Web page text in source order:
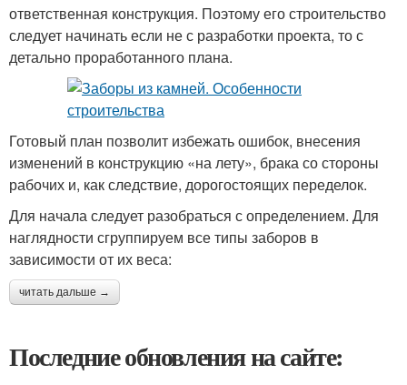
ответственная конструкция. Поэтому его строительство
следует начинать если не с разработки проекта, то с
детально проработанного плана.
Готовый план позволит избежать ошибок, внесения
изменений в конструкцию «на лету», брака со стороны
рабочих и, как следствие, дорогостоящих переделок.
Для начала следует разобраться с определением. Для
наглядности сгруппируем все типы заборов в
зависимости от их веса:
читать дальше →
Последние обновления на сайте: